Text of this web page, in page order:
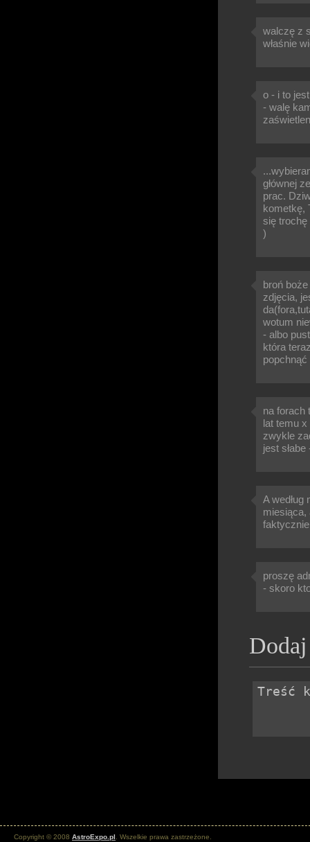
walczę z
właśnie
o - i to
- walę
głównej
prac.
kometkę,
się trochę
)
broń
zdjęcia,
wotum
- albo
która
na forach
lat temu
zwykle
jest
A
miesiąca,
proszę
- skoro
Copyright © 2008 AstroExpo.pl . Wszelkie prawa zastrzeżone.